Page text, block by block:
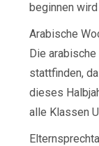
beginnen
Arabische
Die
stattfinden,
dieses
alle Klassen